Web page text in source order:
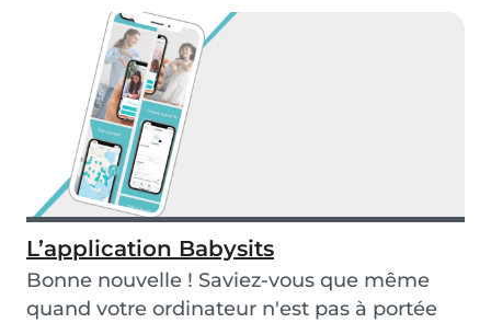
L’application Babysits
Bonne nouvelle ! Saviez-vous que même
quand votre ordinateur n'est pas à portée